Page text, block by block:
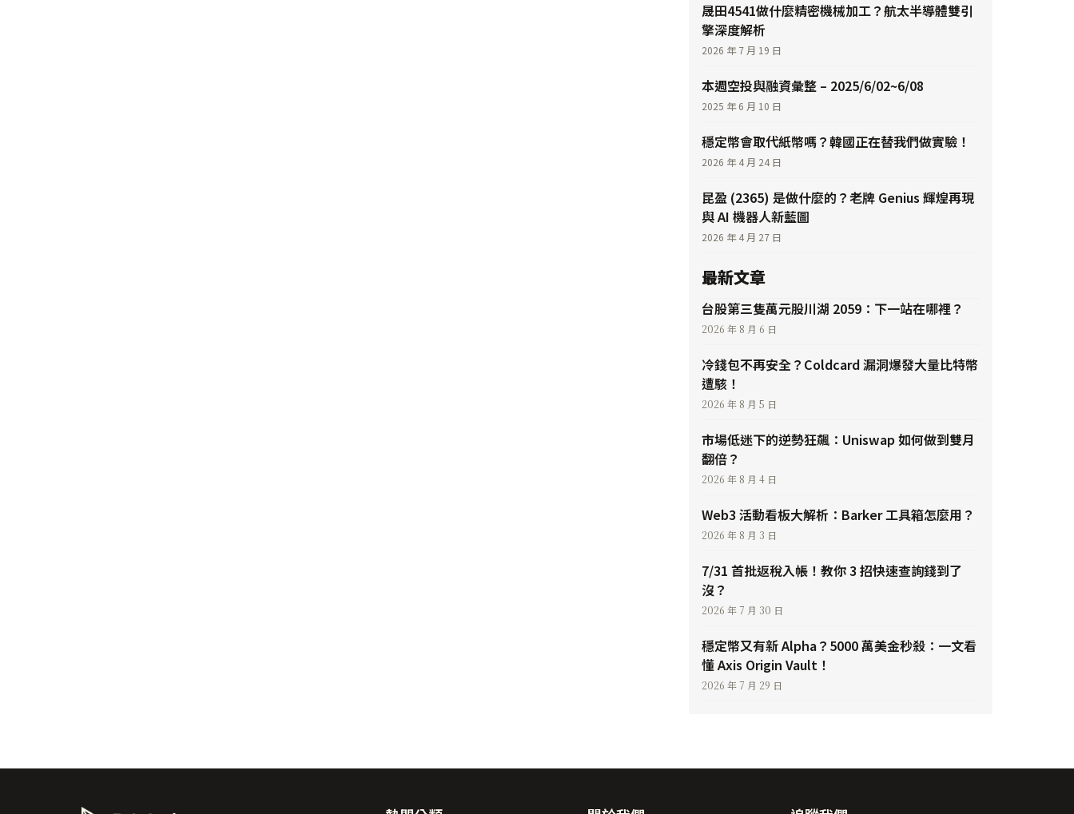
晟田4541做什麼精密機械加工？航太半導體雙引
擎深度解析
2026 年 7 月 19 日
本週空投與融資彙整 – 2025/6/02~6/08
2025 年 6 月 10 日
穩定幣會取代紙幣嗎？韓國正在替我們做實驗！
2026 年 4 月 24 日
昆盈 (2365) 是做什麼的？老牌 Genius 輝煌再現
與 AI 機器人新藍圖
2026 年 4 月 27 日
最新文章
台股第三隻萬元股川湖 2059：下一站在哪裡？
2026 年 8 月 6 日
冷錢包不再安全？Coldcard 漏洞爆發大量比特幣
遭駭！
2026 年 8 月 5 日
市場低迷下的逆勢狂飆：Uniswap 如何做到雙月
翻倍？
2026 年 8 月 4 日
Web3 活動看板大解析：Barker 工具箱怎麼用？
2026 年 8 月 3 日
7/31 首批返稅入帳！教你 3 招快速查詢錢到了
沒？
2026 年 7 月 30 日
穩定幣又有新 Alpha？5000 萬美金秒殺：一文看
懂 Axis Origin Vault！
2026 年 7 月 29 日